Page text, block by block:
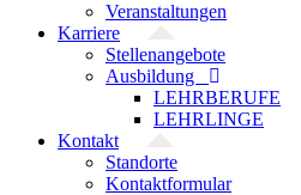
Veranstaltungen
Karriere
Stellenangebote
Ausbildung
LEHRBERUFE
LEHRLINGE
Kontakt
Standorte
Kontaktformular